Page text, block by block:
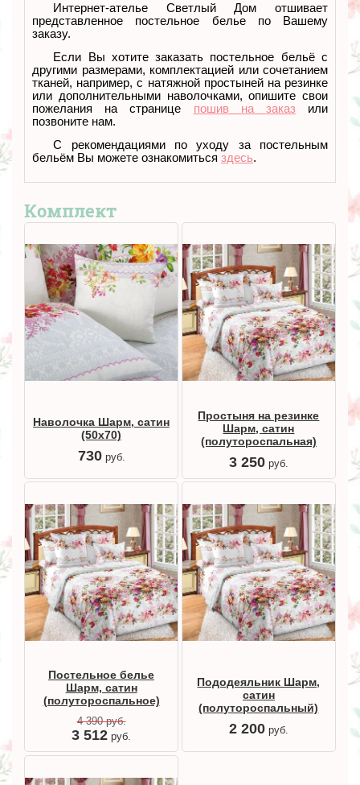
Интернет-ателье Светлый Дом отшивает
представленное постельное белье по Вашему
заказу.
Если Вы хотите заказать постельное бельё с
другими размерами, комплектацией или сочетанием
тканей, например, с натяжной простыней на резинке
или дополнительными наволочками, опишите свои
пожелания на странице пошив на заказили
позвоните нам.
С рекомендациями по уходу за постельным
бельём Вы можете ознакомиться здесь.
Комплект
Наволочка Шарм, сатин
(50х70)
730руб.
Простыня на резинке
Шарм, сатин
(полутороспальная)
3 250руб.
Постельное белье
Шарм, сатин
(полутороспальное)
4 390руб.
3 512 руб.
Пододеяльник Шарм,
сатин
(полутороспальный)
2 200руб.